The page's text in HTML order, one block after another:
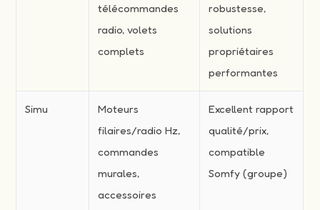
télécommandes
radio, volets
complets
robustesse,
solutions
propriétaires
performantes
Simu
Moteurs
filaires/radio Hz,
commandes
murales,
accessoires
Excellent rapport
qualité/prix,
compatible
Somfy (groupe)